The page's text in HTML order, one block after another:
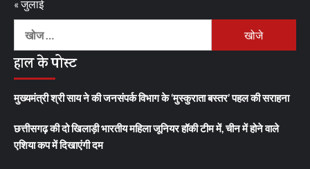
« जुलाई
निम्न
खोजें:
हाल के पोस्ट
मुख्यमंत्री श्री साय ने की जनसंपर्क विभाग के ‘मुस्कुराता बस्तर’ पहल की सराहना
छत्तीसगढ़ की दो खिलाड़ी भारतीय महिला जूनियर हॉकी टीम में, चीन में होने वाले
एशिया कप में दिखाएंगी दम